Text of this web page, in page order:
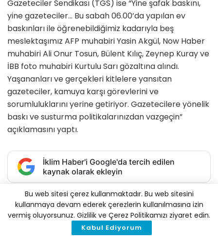
Gazeteciler Sendikası (TGS) ise “Yine şafak baskını,
yine gazeteciler… Bu sabah 06.00’da yapılan ev
baskınları ile öğrenebildiğimiz kadarıyla beş
meslektaşımız AFP muhabiri Yasin Akgül, Now Haber
muhabiri Ali Onur Tosun, Bülent Kılıç, Zeynep Kuray ve
İBB foto muhabiri Kurtulu Sarı gözaltına alındı.
Yaşananları ve gerçekleri kitlelere yansıtan
gazeteciler, kamuya karşı görevlerini ve
sorumluluklarını yerine getiriyor. Gazetecilere yönelik
baskı ve susturma politikalarınızdan vazgeçin”
açıklamasını yaptı.
İklim Haber'i Google'da tercih edilen
kaynak olarak ekleyin
Ekrem İmamoğlu gazeteci gözaltı Protesto
İlginiziÇekebilir
Bu web sitesi çerez kullanmaktadır. Bu web sitesini
kullanmaya devam ederek çerezlerin kullanılmasına izin
vermiş oluyorsunuz. Gizlilik ve Çerez Politikamızı ziyaret edin.
Kabul Ediyorum